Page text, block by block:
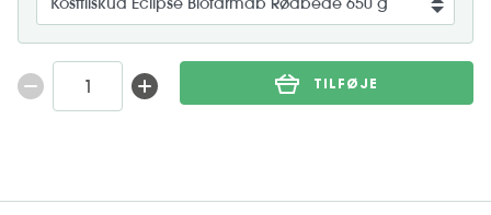
TILFØJE